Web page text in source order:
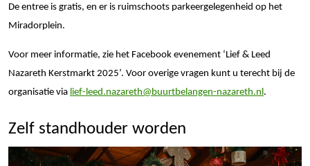
De entree is gratis, en er is ruimschoots parkeergelegenheid op het
Miradorplein.
Voor meer informatie, zie het Facebook evenement ‘Lief & Leed
Nazareth Kerstmarkt 2025’. Voor overige vragen kunt u terecht bij de
organisatie via lief-leed.nazareth@buurtbelangen-nazareth.nl.
Zelf standhouder worden